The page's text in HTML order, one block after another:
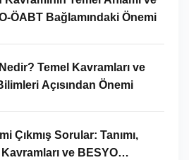
ÖABT Bağlamındaki Önemi
Temel Kavramları ve
Açısından Önemi
Çıkmış Sorular: Tanımı,
ve BESYO